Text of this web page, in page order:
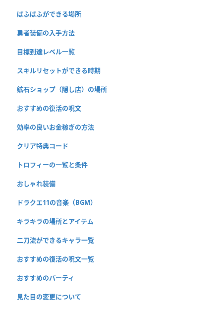
ぱふぱふができる場所
勇者装備の入手方法
目標到達レベル一覧
スキルリセットができる時期
鉱石ショップ（隠し店）の場所
おすすめの復活の呪文
効率の良いお金稼ぎの方法
クリア特典コード
トロフィーの一覧と条件
おしゃれ装備
ドラクエ11の音楽（BGM）
キラキラの場所とアイテム
二刀流ができるキャラ一覧
おすすめの復活の呪文一覧
おすすめのパーティ
見た目の変更について